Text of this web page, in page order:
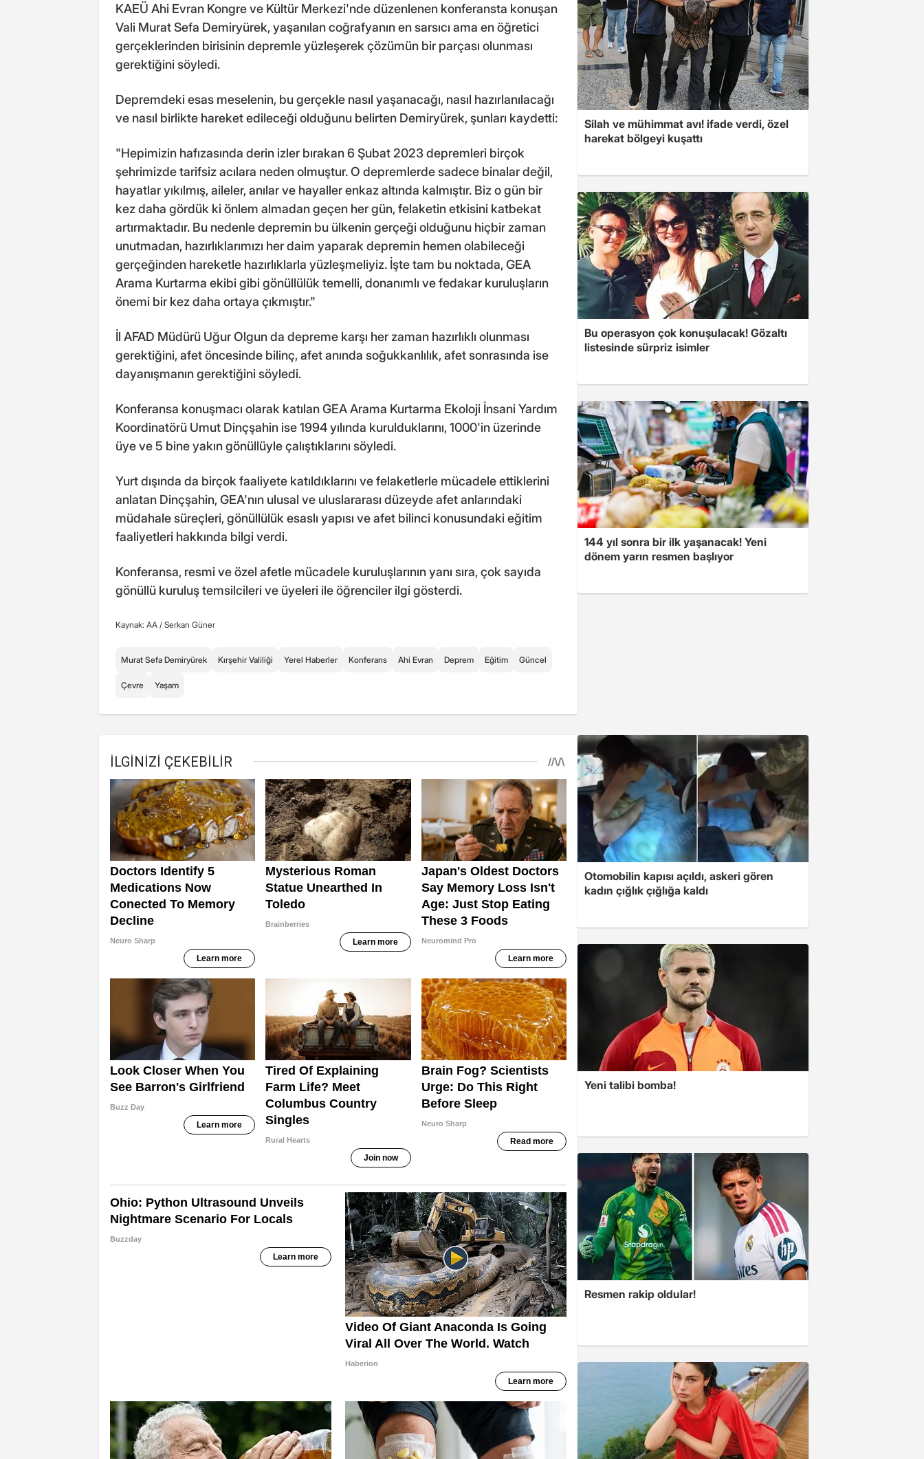
KAEÜ Ahi Evran Kongre ve Kültür Merkezi'nde düzenlenen konferansta konuşan
Vali Murat Sefa Demiryürek, yaşanılan coğrafyanın en sarsıcı ama en öğretici
gerçeklerinden birisinin depremle yüzleşerek çözümün bir parçası olunması
gerektiğini söyledi.
Depremdeki esas meselenin, bu gerçekle nasıl yaşanacağı, nasıl hazırlanılacağı
ve nasıl birlikte hareket edileceği olduğunu belirten Demiryürek, şunları kaydetti:
"Hepimizin hafızasında derin izler bırakan 6 Şubat 2023 depremleri birçok
şehrimizde tarifsiz acılara neden olmuştur. O depremlerde sadece binalar değil,
hayatlar yıkılmış, aileler, anılar ve hayaller enkaz altında kalmıştır. Biz o gün bir
kez daha gördük ki önlem almadan geçen her gün, felaketin etkisini katbekat
artırmaktadır. Bu nedenle depremin bu ülkenin gerçeği olduğunu hiçbir zaman
unutmadan, hazırlıklarımızı her daim yaparak depremin hemen olabileceği
gerçeğinden hareketle hazırlıklarla yüzleşmeliyiz. İşte tam bu noktada, GEA
Arama Kurtarma ekibi gibi gönüllülük temelli, donanımlı ve fedakar kuruluşların
önemi bir kez daha ortaya çıkmıştır."
İl AFAD Müdürü Uğur Olgun da depreme karşı her zaman hazırlıklı olunması
gerektiğini, afet öncesinde bilinç, afet anında soğukkanlılık, afet sonrasında ise
dayanışmanın gerektiğini söyledi.
Konferansa konuşmacı olarak katılan GEA Arama Kurtarma Ekoloji İnsani Yardım
Koordinatörü Umut Dinçşahin ise 1994 yılında kurulduklarını, 1000'in üzerinde
üye ve 5 bine yakın gönüllüyle çalıştıklarını söyledi.
Yurt dışında da birçok faaliyete katıldıklarını ve felaketlerle mücadele ettiklerini
anlatan Dinçşahin, GEA'nın ulusal ve uluslararası düzeyde afet anlarındaki
müdahale süreçleri, gönüllülük esaslı yapısı ve afet bilinci konusundaki eğitim
faaliyetleri hakkında bilgi verdi.
Konferansa, resmi ve özel afetle mücadele kuruluşlarının yanı sıra, çok sayıda
gönüllü kuruluş temsilcileri ve üyeleri ile öğrenciler ilgi gösterdi.
Kaynak: AA / Serkan Güner
Murat Sefa Demiryürek Kırşehir Valiliği Yerel Haberler Konferans Ahi Evran Deprem Eğitim Güncel
Çevre Yaşam
Silah ve mühimmat avı! ifade verdi, özel
harekat bölgeyi kuşattı
Bu operasyon çok konuşulacak! Gözaltı
listesinde sürpriz isimler
144 yıl sonra bir ilk yaşanacak! Yeni
dönem yarın resmen başlıyor
Otomobilin kapısı açıldı, askeri gören
kadın çığlık çığlığa kaldı
Yeni talibi bomba!
Resmen rakip oldular!